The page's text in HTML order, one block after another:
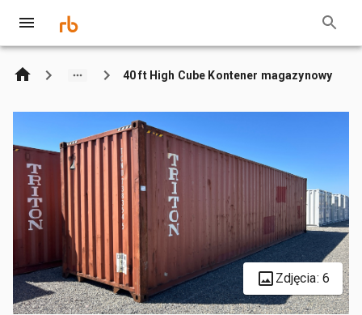
40 ft High Cube Kontener magazynowy
Zdjęcia: 6